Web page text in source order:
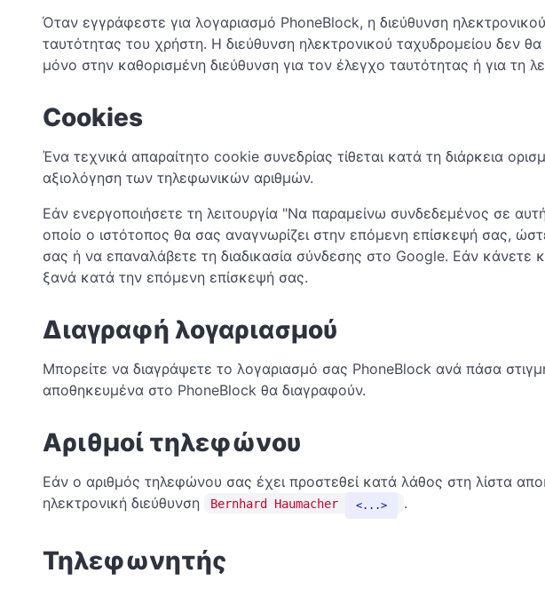
Όταν εγγράφεστε για λογαριασμό PhoneBlock, η διεύθυνση
ταυτότητας του χρήστη. Η διεύθυνση ηλεκτρονικού ταχυδρομείου δεν
μόνο στην καθορισμένη διεύθυνση για τον έλεγχο ταυτότητας ή για τη
Cookies
Ένα τεχνικά απαραίτητο cookie συνεδρίας τίθεται κατά τη διάρκεια
αξιολόγηση των τηλεφωνικών αριθμών.
Εάν ενεργοποιήσετε τη λειτουργία "Να παραμείνω συνδεδεμένος σε
οποίο ο ιστότοπος θα σας αναγνωρίζει στην επόμενη επίσκεψή σας,
σας ή να επαναλάβετε τη διαδικασία σύνδεσης στο Google. Εάν κάνετε
ξανά κατά την επόμενη επίσκεψή σας.
Διαγραφή λογαριασμού
Μπορείτε να διαγράψετε το λογαριασμό σας PhoneBlock ανά πάσα
αποθηκευμένα στο PhoneBlock θα διαγραφούν.
Αριθμοί τηλεφώνου
Εάν ο αριθμός τηλεφώνου σας έχει προστεθεί κατά λάθος στη λίστα
ηλεκτρονική διεύθυνση
Bernhard Haumacher ... .
Τηλεφωνητής